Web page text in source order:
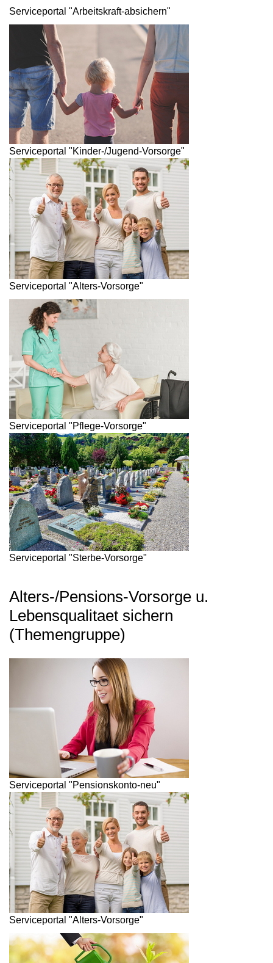
Serviceportal "Arbeitskraft-absichern"
Serviceportal "Kinder-/Jugend-Vorsorge"
Serviceportal "Alters-Vorsorge"
Serviceportal "Pflege-Vorsorge"
Serviceportal "Sterbe-Vorsorge"
Alters-/Pensions-Vorsorge u.
Lebensqualitaet sichern
(Themengruppe)
Serviceportal "Pensionskonto-neu"
Serviceportal "Alters-Vorsorge"